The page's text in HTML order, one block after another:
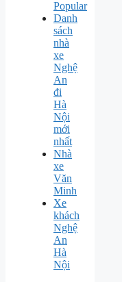
Popular
Danh
sách
nhà
xe
Nghệ
An
đi
Hà
Nội
mới
nhất
Nhà
xe
Văn
Minh
Xe
khách
Nghệ
An
Hà
Nội